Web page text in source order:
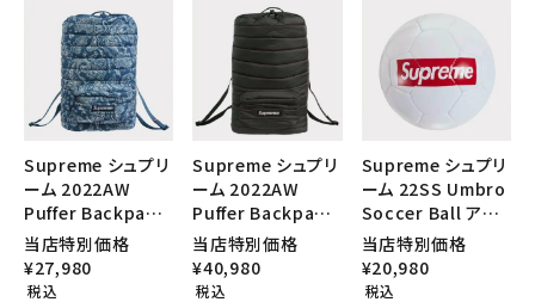
Supreme シュプリ
ーム 2022AW
Puffer Backpack
パファーバックパッ
ク ブルーペイズリ
ー
当店特別価格
¥27,980
税込
Supreme シュプリ
ーム 2022AW
Puffer Backpack
パファーバックパッ
ク ブラック 黒
当店特別価格
¥40,980
税込
Supreme シュプリ
ーム 22SS Umbro
Soccer Ball アン
ブロサッカーボー
ル ホワイト
当店特別価格
¥20,980
税込